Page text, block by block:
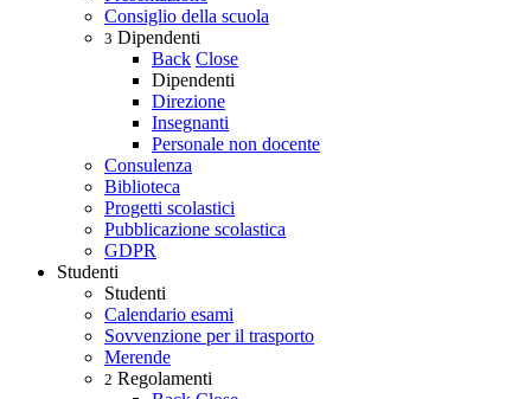
Consiglio della scuola
3 Dipendenti
Back Close
Dipendenti
Direzione
Insegnanti
Personale non docente
Consulenza
Biblioteca
Progetti scolastici
Pubblicazione scolastica
GDPR
Studenti
Studenti
Calendario esami
Sovvenzione per il trasporto
Merende
2 Regolamenti